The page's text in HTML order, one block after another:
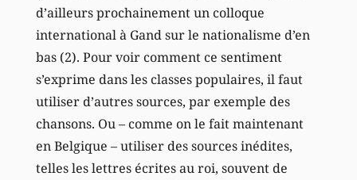
d’ailleurs prochainement un colloque
international à Gand sur le nationalisme d’en
bas (2). Pour voir comment ce sentiment
s’exprime dans les classes populaires, il faut
utiliser d’autres sources, par exemple des
chansons. Ou – comme on le fait maintenant
en Belgique – utiliser des sources inédites,
telles les lettres écrites au roi, souvent de